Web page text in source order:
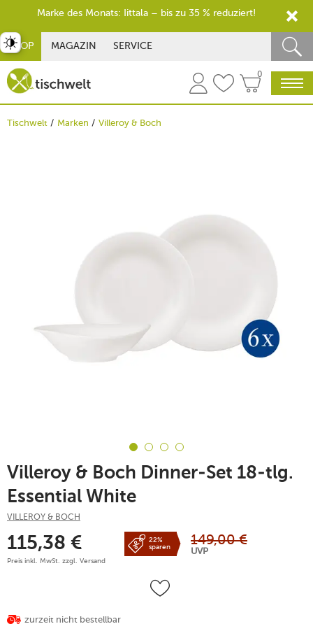
SHOP MAGAZIN SERVICE
0
Tischwelt Marken Villeroy & Boch
Villeroy & Boch Dinner-Set 18-tlg.
Essential White
VILLEROY & BOCH
115,38 €
Preis inkl. MwSt. zzgl. Versand
22%
sparen
149,00 €
UVP
zurzeit nicht bestellbar
umschalten
Marke des Monats: Iittala – bis zu 35 % reduziert!